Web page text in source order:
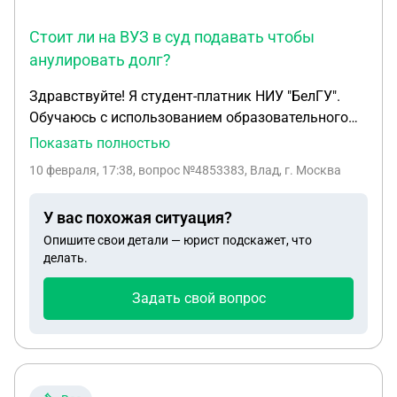
Стоит ли на ВУЗ в суд подавать чтобы
анулировать долг?
Здравствуйте! Я студент-платник НИУ "БелГУ".
Обучаюсь с использованием образовательного
кредита с господдержкой (ПАО Сбербанк). В
перечисление оплаты (68 000 руб.), так как
договору из-за изменения сроков обучения. У
меня есть доказательства в виде скриншотов
переписок с заместителем директора института и
ноября 2025 г.). В переписках зафиксировано, что
соглашение, но в МФЦ вуза мне в этом отказали,
Показать полностью
10 февраля, 17:38, вопрос №4853383, Влад, г. Москва
У вас похожая ситуация?
Опишите свои детали — юрист подскажет, что
делать.
Задать свой вопрос